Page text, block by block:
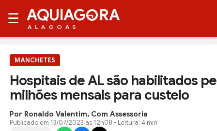
☰ AQUIAG RA
ALAGOAS
MANCHETES
Hospitais de AL são habilitados
milhões mensais para custeio
Por Ronaldo Valentim, Com Assessoria
Publicado em 13/07/2023 às 12h08 • Leitura: 4 min